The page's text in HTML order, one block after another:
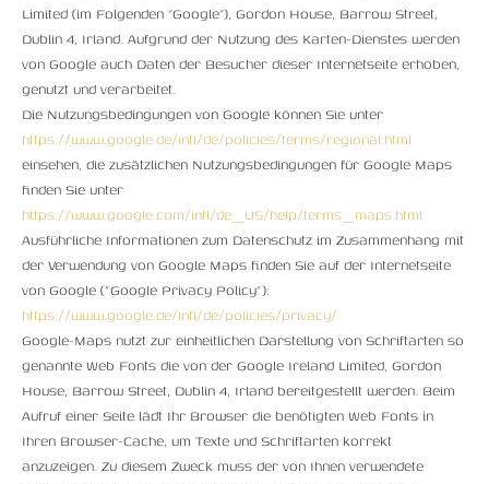
Limited (im Folgenden “Google”), Gordon House, Barrow Street,
Dublin 4, Irland. Aufgrund der Nutzung des Karten-Dienstes werden
von Google auch Daten der Besucher dieser Internetseite erhoben,
genutzt und verarbeitet.
Die Nutzungsbedingungen von Google können Sie unter
https://www.google.de/intl/de/policies/terms/regional.html
einsehen, die zusätzlichen Nutzungsbedingungen für Google Maps
finden Sie unter
https://www.google.com/intl/de_US/help/terms_maps.html
Ausführliche Informationen zum Datenschutz im Zusammenhang mit
der Verwendung von Google Maps finden Sie auf der Internetseite
von Google ("Google Privacy Policy"):
https://www.google.de/intl/de/policies/privacy/
Google-Maps nutzt zur einheitlichen Darstellung von Schriftarten so
genannte Web Fonts die von der Google Ireland Limited, Gordon
House, Barrow Street, Dublin 4, Irland bereitgestellt werden. Beim
Aufruf einer Seite lädt Ihr Browser die benötigten Web Fonts in
Ihren Browser-Cache, um Texte und Schriftarten korrekt
anzuzeigen. Zu diesem Zweck muss der von Ihnen verwendete